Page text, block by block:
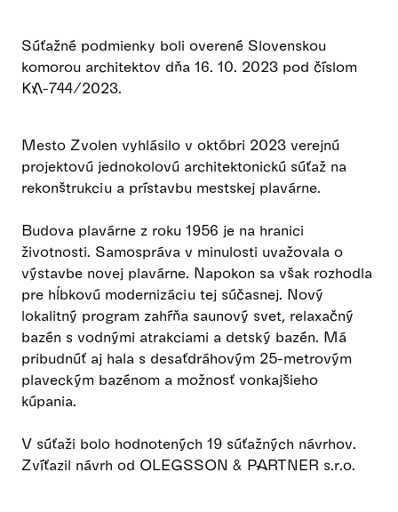
Súťažné podmienky boli overené Slovenskou
komorou architektov dňa 16. 10. 2023 pod číslom
KA-744/2023.
Mesto Zvolen vyhlásilo v októbri 2023 verejnú
projektovú jednokolovú architektonickú súťaž na
rekonštrukciu a prístavbu mestskej plavárne.
Budova plavárne z roku 1956 je na hranici
životnosti. Samospráva v minulosti uvažovala o
výstavbe novej plavárne. Napokon sa však rozhodla
pre hĺbkovú modernizáciu tej súčasnej. Nový
lokalitný program zahŕňa saunový svet, relaxačný
bazén s vodnými atrakciami a detský bazén. Má
pribudnúť aj hala s desaťdráhovým 25-metrovým
plaveckým bazénom a možnosť vonkajšieho
kúpania.
V súťaži bolo hodnotených 19 súťažných návrhov.
Zvíťazil návrh od OLEGSSON & PARTNER s.r.o.